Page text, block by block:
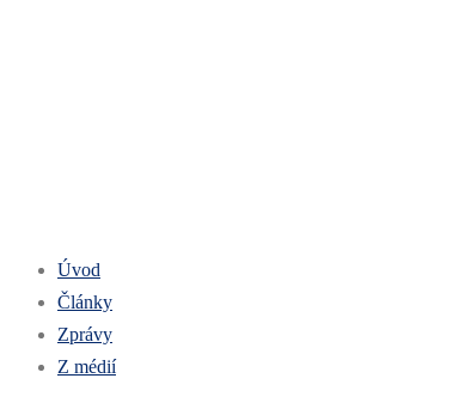
Úvod
Články
Zprávy
Z médií